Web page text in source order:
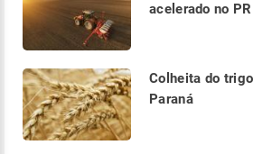
acelerado no PR
Colheita do
Paraná